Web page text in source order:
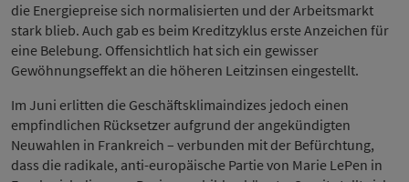
die Energiepreise sich normalisierten und der Arbeitsmarkt
stark blieb. Auch gab es beim Kreditzyklus erste Anzeichen für
eine Belebung. Offensichtlich hat sich ein gewisser
Gewöhnungseffekt an die höheren Leitzinsen eingestellt.
Im Juni erlitten die Geschäftsklimaindizes jedoch einen
empfindlichen Rücksetzer aufgrund der angekündigten
Neuwahlen in Frankreich – verbunden mit der Befürchtung,
dass die radikale, anti-europäische Partie von Marie LePen in